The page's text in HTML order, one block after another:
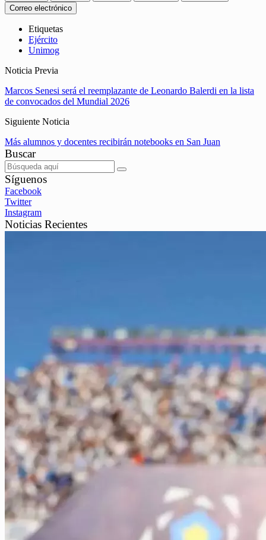
Correo electrónico
Etiquetas
Ejército
Unimog
Noticia Previa
Marcos Senesi será el reemplazante de Leonardo Balerdi en la lista
de convocados del Mundial 2026
Siguiente Noticia
Más alumnos y docentes recibirán notebooks en San Juan
Buscar
Síguenos
Facebook
Twitter
Instagram
Noticias Recientes